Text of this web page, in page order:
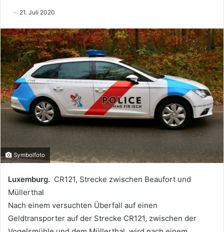
21. Juli 2020
Symbolfoto
Luxemburg. CR121, Strecke zwischen Beaufort und
Müllerthal
Nach einem versuchten Überfall auf einen
Geldtransporter auf der Strecke CR121, zwischen der